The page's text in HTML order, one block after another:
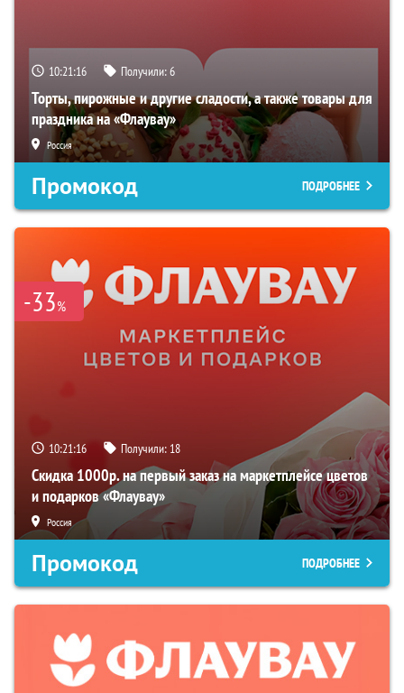
10:21:15 Получили:6
Торты, пирожные и другие сладости, а также товары для
праздника на «Флаувау»
Россия
Промокод ПОДРОБНЕЕ
-33%
10:21:15 Получили: 18
Скидка 1000р. на первый заказ на маркетплейсе цветов
и подарков «Флаувау»
Россия
Промокод ПОДРОБНЕЕ